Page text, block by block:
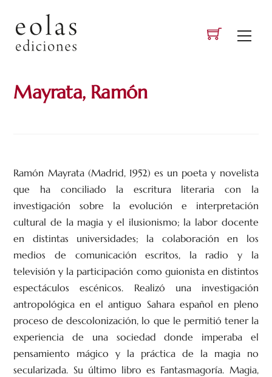
content
Mayrata, Ramón
Ramón Mayrata (Madrid, 1952) es un poeta y novelista
que ha conciliado la escritura literaria con la
investigación sobre la evolución e interpretación
cultural de la magia y el ilusionismo; la labor docente
en distintas universidades; la colaboración en los
medios de comunicación escritos, la radio y la
televisión y la participación como guionista en distintos
espectáculos escénicos. Realizó una investigación
antropológica en el antiguo Sahara español en pleno
proceso de descolonización, lo que le permitió tener la
experiencia de una sociedad donde imperaba el
pensamiento mágico y la práctica de la magia no
secularizada. Su último libro es Fantasmagoría. Magia,